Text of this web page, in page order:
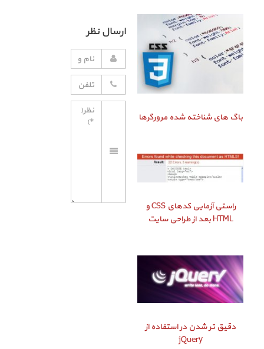
باگ‌ های شناخته شده مرورگرها
راستی‌ آزمایی کدهای CSS و
HTML بعد از طراحی سایت
دقیق‌ تر شدن در استفاده از
jQuery
ارسال نظر